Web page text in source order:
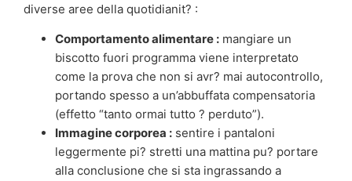
diverse aree della quotidianit? :
Comportamento alimentare : mangiare un
biscotto fuori programma viene interpretato
come la prova che non si avr? mai autocontrollo,
portando spesso a un’abbuffata compensatoria
(effetto “tanto ormai tutto ? perduto”).
Immagine corporea : sentire i pantaloni
leggermente pi? stretti una mattina pu? portare
alla conclusione che si sta ingrassando a